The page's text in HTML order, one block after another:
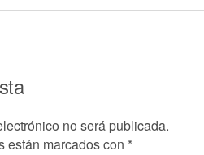
no será publicada.
están marcados con *